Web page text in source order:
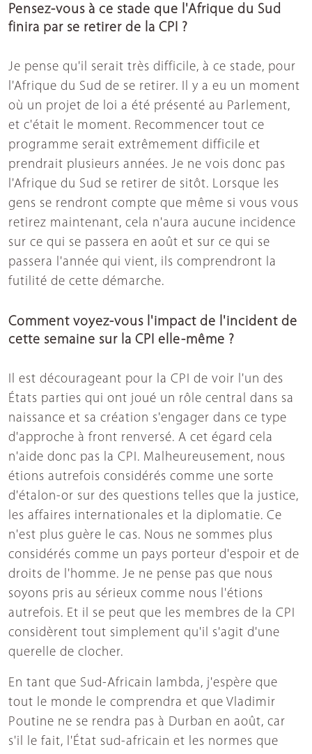
Pensez-vous à ce stade que l'Afrique du Sud
finira par se retirer de la CPI ?
Je pense qu'il serait très difficile, à ce stade, pour
l'Afrique du Sud de se retirer. Il y a eu un moment
où un projet de loi a été présenté au Parlement,
et c'était le moment. Recommencer tout ce
programme serait extrêmement difficile et
prendrait plusieurs années. Je ne vois donc pas
l'Afrique du Sud se retirer de sitôt. Lorsque les
gens se rendront compte que même si vous vous
retirez maintenant, cela n'aura aucune incidence
sur ce qui se passera en août et sur ce qui se
passera l'année qui vient, ils comprendront la
futilité de cette démarche.
Comment voyez-vous l'impact de l'incident de
cette semaine sur la CPI elle-même ?
Il est décourageant pour la CPI de voir l'un des
États parties qui ont joué un rôle central dans sa
naissance et sa création s'engager dans ce type
d'approche à front renversé. A cet égard cela
n'aide donc pas la CPI. Malheureusement, nous
étions autrefois considérés comme une sorte
d'étalon-or sur des questions telles que la justice,
les affaires internationales et la diplomatie. Ce
n'est plus guère le cas. Nous ne sommes plus
considérés comme un pays porteur d'espoir et de
droits de l'homme. Je ne pense pas que nous
soyons pris au sérieux comme nous l'étions
autrefois. Et il se peut que les membres de la CPI
considèrent tout simplement qu'il s'agit d'une
querelle de clocher.
En tant que Sud-Africain lambda, j'espère que
tout le monde le comprendra et que Vladimir
Poutine ne se rendra pas à Durban en août, car
s'il le fait, l'État sud-africain et les normes que